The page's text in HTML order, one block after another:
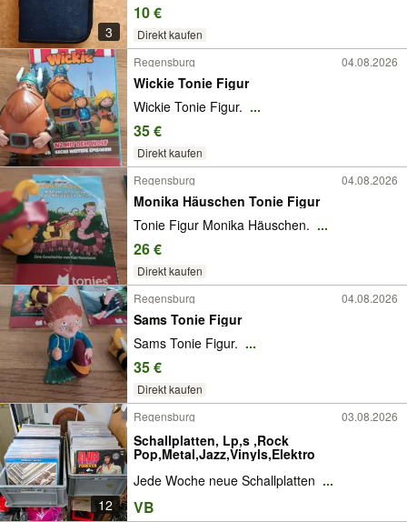
3
10 €
Direkt kaufen
Regensburg
04.08.2026
Wickie Tonie Figur
Wickie Tonie Figur. ...
35 €
Direkt kaufen
Regensburg
04.08.2026
Monika Häuschen Tonie Figur
Tonie Figur Monika Häuschen. ...
26 €
Direkt kaufen
Regensburg
04.08.2026
Sams Tonie Figur
Sams Tonie Figur. ...
35 €
Direkt kaufen
12
Regensburg 03.08.2026
Schallplatten, Lp,s ,Rock
Pop,Metal,Jazz,Vinyls,Elektro
Jede Woche neue Schallplatten ...
VB